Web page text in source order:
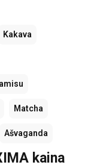
Kakava
Matcha
Ašvaganda
kaina